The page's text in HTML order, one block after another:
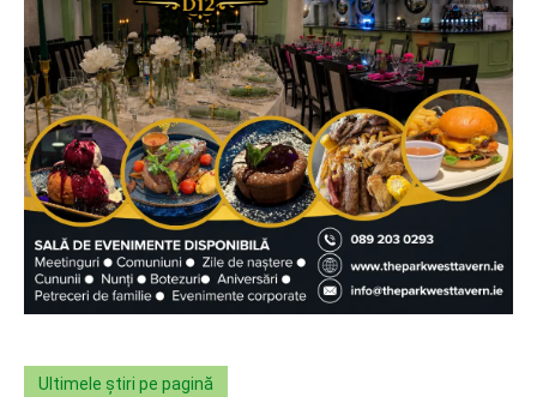
Ultimele știri pe pagină